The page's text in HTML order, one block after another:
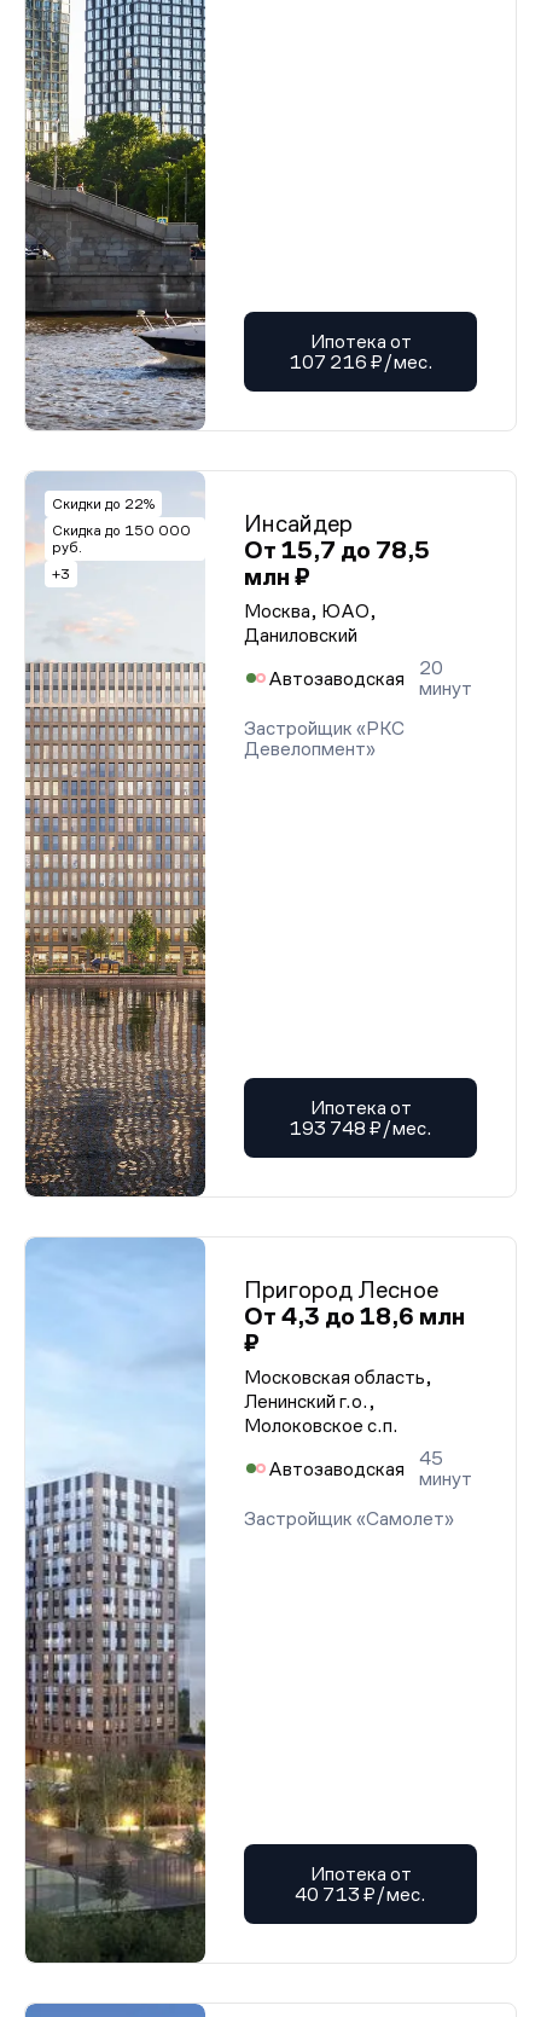
Ипотека от
107 216 ₽/мес.
Скидки до 22%
Скидка до 150 000
руб.
+3
Инсайдер
От 15,7 до 78,5
млн ₽
Москва, ЮАО,
Даниловский
Автозаводская
20
минут
Застройщик «РКС
Девелопмент»
Ипотека от
193 748 ₽/мес.
Пригород Лесное
От 4,3 до 18,6 млн
₽
Московская область,
Ленинский г.о.,
Молоковское с.п.
Автозаводская
45
минут
Застройщик «Самолет»
Ипотека от
40 713 ₽/мес.